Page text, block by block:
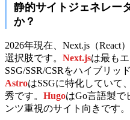
静的サイトジェネレー
か？
2026年現在、Next.js（React
選択肢です。 Next.jsは最も
SSG/SSR/CSRをハイブリッ
AstroはSSGに特化していて
秀です。 HugoはGo言語製で
ンツ重視のサイト向きです。